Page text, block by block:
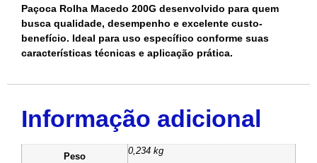
Paçoca Rolha Macedo 200G desenvolvido para quem
busca qualidade, desempenho e excelente custo-
benefício. Ideal para uso específico conforme suas
características técnicas e aplicação prática.
Informação adicional
Peso
0,234 kg